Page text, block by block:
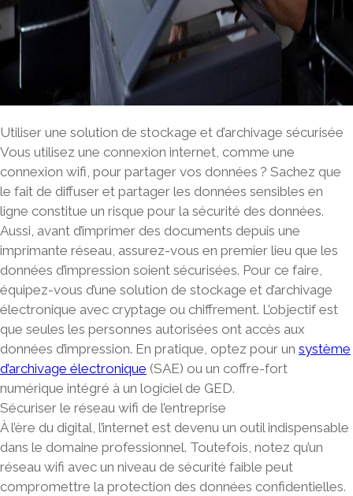
Utiliser une solution de stockage et d’archivage sécurisée
Vous utilisez une connexion internet, comme une
connexion wifi, pour partager vos données ? Sachez que
le fait de diffuser et partager les données sensibles en
ligne constitue un risque pour la sécurité des données.
Aussi, avant d’imprimer des documents depuis une
imprimante réseau, assurez-vous en premier lieu que les
données d’impression soient sécurisées. Pour ce faire,
équipez-vous d’une solution de stockage et d’archivage
électronique avec cryptage ou chiffrement. L’objectif est
que seules les personnes autorisées ont accès aux
données d’impression. En pratique, optez pour un système
d’archivage électronique (SAE) ou un coffre-fort
numérique intégré à un logiciel de GED.
Sécuriser le réseau wifi de l’entreprise
À l’ère du digital, l’internet est devenu un outil indispensable
dans le domaine professionnel. Toutefois, notez qu’un
réseau wifi avec un niveau de sécurité faible peut
compromettre la protection des données confidentielles.